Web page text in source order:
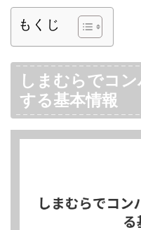
もくじ
しまむらでコ
する基本情報